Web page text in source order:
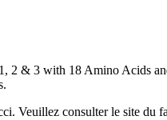
2 & 3 with 18 Amino Acids
Veuillez consulter le site du